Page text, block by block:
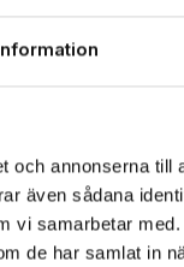
annonserna till
även sådana
vi samarbetar
de har samlat in
ikke krever
da
forenkler
i Oslo –